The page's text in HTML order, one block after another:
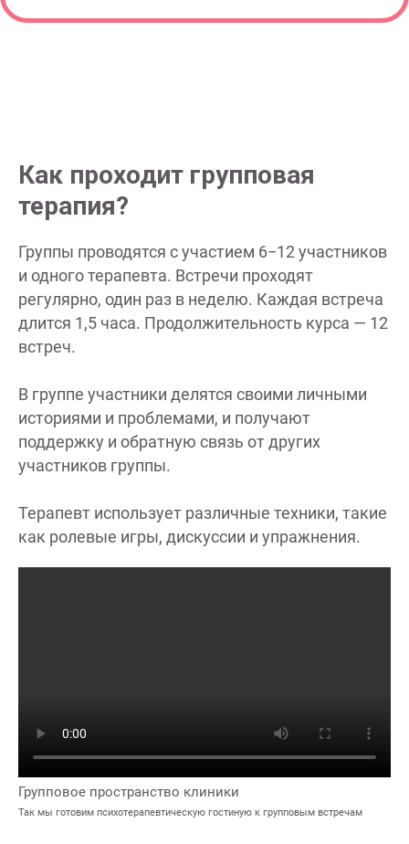
Как проходит групповая
терапия?
Группы проводятся с участием 6−12 участников
и одного терапевта. Встречи проходят
регулярно, один раз в неделю. Каждая встреча
длится 1,5 часа. Продолжительность курса — 12
встреч.
В группе участники делятся своими личными
историями и проблемами, и получают
поддержку и обратную связь от других
участников группы.
Терапевт использует различные техники, такие
как ролевые игры, дискуссии и упражнения.
Групповое пространство клиники
Так мы готовим психотерапевтическую гостиную к групповым встречам